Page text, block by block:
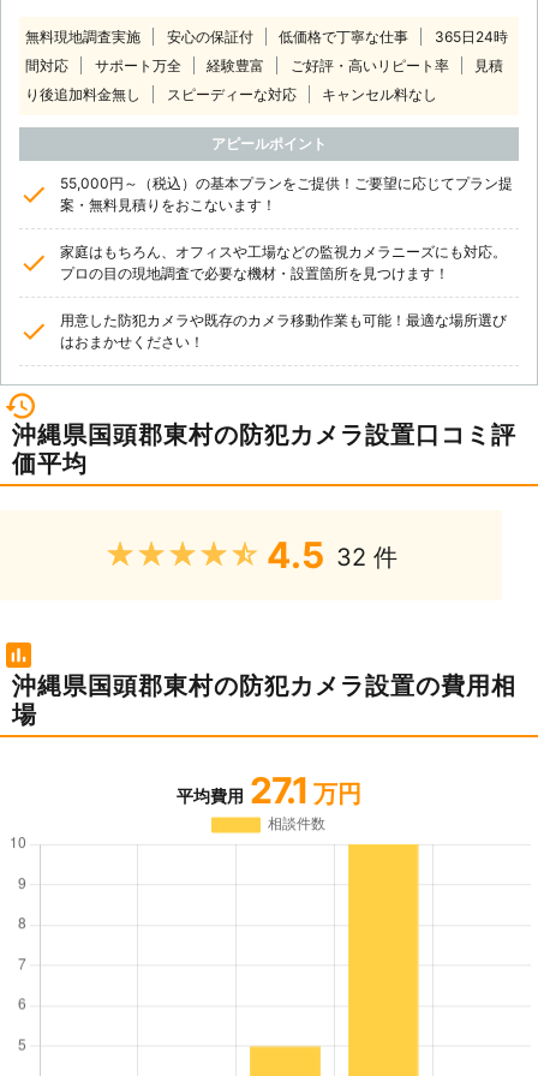
無料現地調査実施 安心の保証付 低価格で丁寧な仕事
365日24時
間対応
サポート万全 経験豊富 ご好評・高いリピート率
見積
り後追加料金無し
スピーディーな対応 キャンセル料なし
アピールポイント
55,000円～（税込）の基本プランをご提供！ご要望に応じてプラン提
案・無料見積りをおこないます！
家庭はもちろん、オフィスや工場などの監視カメラニーズにも対応。
プロの目の現地調査で必要な機材・設置箇所を見つけます！
用意した防犯カメラや既存のカメラ移動作業も可能！最適な場所選び
はおまかせください！
沖縄県国頭郡東村の防犯カメラ設置口コミ評
価平均
★★★★★ 4.5 32 件
沖縄県国頭郡東村の防犯カメラ設置の費用相
場
平均費用 27.1 万円